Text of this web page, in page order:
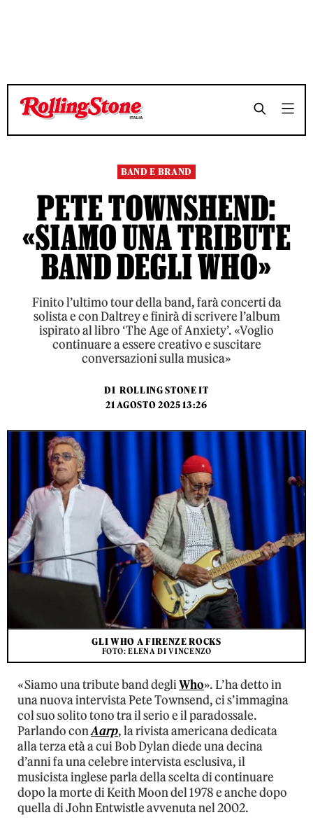
TEMPO DI LETTURA 5 MINUTI SHARE
TEMPO DI LETTURA 5 MINUTI SHARE
BAND E BRAND
PETE TOWNSHEND:
«SIAMO UNA TRIBUTE
BAND DEGLI WHO»
Finito l’ultimo tour della band, farà concerti da
solista e con Daltrey e finirà di scrivere l’album
ispirato al libro ‘The Age of Anxiety’. «Voglio
continuare a essere creativo e suscitare
conversazioni sulla musica»
DI ROLLING STONE IT
21 AGOSTO 2025 13:26
GLI WHO A FIRENZE ROCKS
FOTO: ELENA DI VINCENZO
«Siamo una tribute band degliWho». L’ha detto in
una nuova intervista Pete Townsend, ci s’immagina
col suo solito tono tra il serio e il paradossale.
Parlando conAarp, la rivista americana dedicata
alla terza età a cui Bob Dylan diede una decina
d’anni fa una celebre intervista esclusiva, il
musicista inglese parla della scelta di continuare
dopo la morte di Keith Moon del 1978 e anche dopo
quella di John Entwistle avvenuta nel 2002.